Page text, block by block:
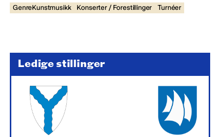
GenreKunstmusikk Konserter / Forestillinger Turnéer
Ledige stillinger